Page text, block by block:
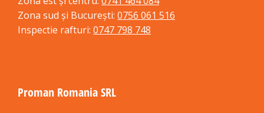
Zona sud și București: 0756 061 516
Inspectie rafturi: 0747 798 748
Proman Romania SRL